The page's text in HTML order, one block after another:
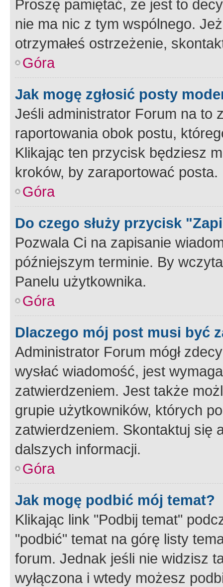
Proszę pamiętać, że jest to
nie ma nic z tym wspólnego.
otrzymałeś ostrzeżenie,
Góra
Jak mogę zgłosić posty
Jeśli administrator Forum na to
raportowania obok postu,
Klikając ten przycisk będziesz
kroków, by zaraportować posta.
Góra
Do czego służy przycisk
Pozwala Ci na zapisanie
późniejszym terminie. By
Panelu użytkownika.
Góra
Dlaczego mój post musi być
Administrator Forum mógł
wysłać wiadomość, jest
zatwierdzeniem. Jest także
grupie użytkowników, których
zatwierdzeniem. Skontaktuj się
dalszych informacji.
Góra
Jak mogę podbić mój temat?
Klikając link "Podbij temat"
"podbić" temat na górę listy
forum. Jednak jeśli nie widzisz
wyłączona i wtedy możesz